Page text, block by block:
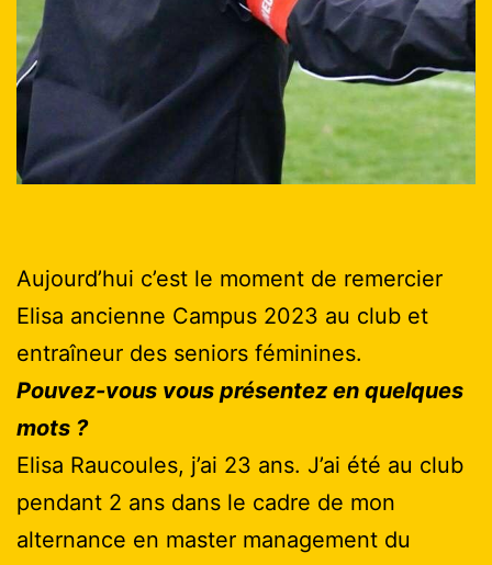
Aujourd’hui c’est le moment de remercier
Elisa ancienne Campus 2023 au club et
entraîneur des seniors féminines.
Pouvez-vous vous présentez en quelques
mots ?
Elisa Raucoules, j’ai 23 ans. J’ai été au club
pendant 2 ans dans le cadre de mon
alternance en master management du